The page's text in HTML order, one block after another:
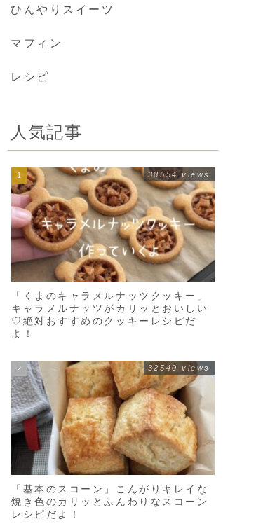
ひんやりスイーツ
マフィン
レシピ
人気記事
「くまのキャラメルナッツクッキー」
キャラメルナッツがカリッとおいしい
♡絶対おすすめのクッキーレシピだ
よ！
38554 views
「基本のスコーン」こんがりキレイな
焼き色のカリッとふんわりなスコーン
レシピだよ！
32540 views